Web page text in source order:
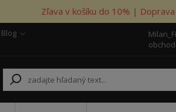
Zľava v košíku do 10% |
Blog